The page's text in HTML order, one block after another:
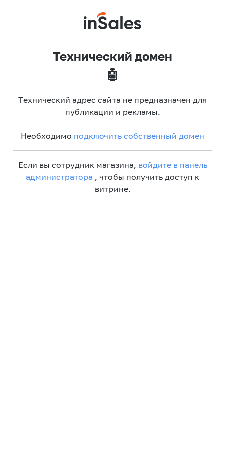
Технический домен
🤖
Технический адрес сайта не предназначен для
публикации и рекламы.
Необходимо подключить собственный домен
Если вы сотрудник магазина, войдите в панель
администратора , чтобы получить доступ к
витрине.